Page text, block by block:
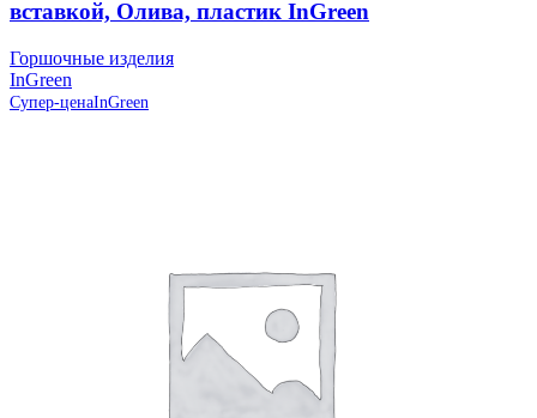
вставкой, Олива, пластик InGreen
Горшочные изделия
InGreen
Супер-ценаInGreen